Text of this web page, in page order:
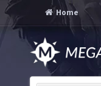
Home